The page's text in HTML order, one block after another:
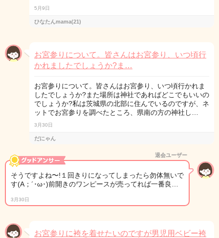
5月9日
ひなたんmama(21)
お宮参りについて。皆さんはお宮参り、いつ頃行
かれましたでしょうか?ま…
お宮参りについて。皆さんはお宮参り、いつ頃行かれま
したでしょうか?また場所は神社であればどこでもいいの
でしょうか?私は茨城県の北部に住んでいるのですが、ネ
ットでお宮参りを調べたところ、県南の方の神社し…
3月30日
だにゃん
退会ユーザー
そうですよね〜!１回きりになってしまったら勿体無いで
す(A；´･ω･)前開きのワンピースが売ってれば一番良…
3月30日
お宮参りに袴を着せたいのですが男児用ベビー袴